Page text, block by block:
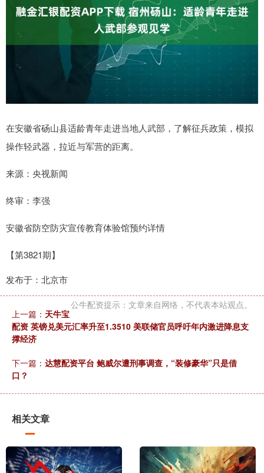
在安徽省砀山县适龄青年走进当地人武部，了解征兵政策，模拟
操作轻武器，拉近与军营的距离。
来源：央视新闻
终审：李强
安徽省防空防灾宣传教育体验馆预约详情
【第3821期】
发布于：北京市
公牛配资提示：文章来自网络，不代表本站观点。
上一篇： 天牛宝
配资 英镑兑美元汇率升至1.3510 美联储官员呼吁年内激进降息支
撑经济
下一篇： 达慧配资平台 鲍威尔遭刑事调查，“装修豪华”只是借
口？
相关文章